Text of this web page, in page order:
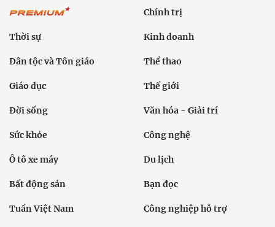
Chính trị
Thời sự Kinh doanh
Dân tộc và Tôn giáo Thể thao
Giáo dục Thế giới
Đời sống Văn hóa - Giải trí
Sức khỏe Công nghệ
Ô tô xe máy Du lịch
Bất động sản Bạn đọc
Tuần Việt Nam Công nghiệp hỗ trợ